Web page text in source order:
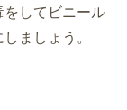
してビニール
ましょう。